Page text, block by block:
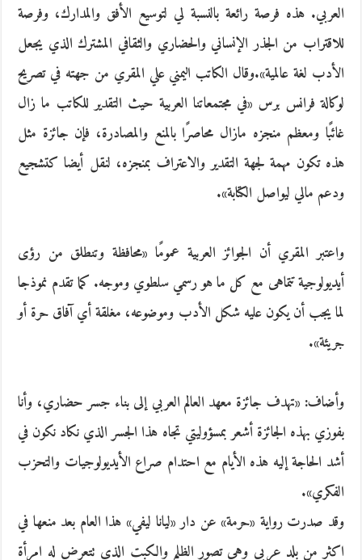
العربي. هذه فرصة رائعة بالنسبة لي لتوسيع الأفق والمدارك، وفرصة
للاقتراب من الجذر الإنساني والحضاري والثقافي المشترك الذي يجعل
الأدب لغة عالمية».وقال الكاتب اليمني علي المقري من جهته في تصريح
لوكالة فرانس برس «في مجتمعاتنا العربية حيث التقدير للكاتب ما زال
غائبًا ومعظم منجزه مازال محاصرًا بالمنع والمصادرة، فإن جائزة مثل
هذه تكون مهمة لجهة التقدير والاعتراف بمنجزه، لنقل أيضا كتشجيع
ودعم مالي ليواصل الكتابة».
واعتبر المقري أن الجوائز العربية عمومًا «محافظة وتنطلق من رؤى
أيديولوجية تتماهى مع كل ما هو رسمي سلطوي وموجه. كما تقدم نموذجا
لما يجب أن يكون عليه شكل الأدب وموضوعه، مغلقة أي آفاق حرة أو
جريئة».
وأضاف: «تهدف جائزة معهد العالم العربي إلى بناء جسر حضاري، وأنا
بفوزي بهذه الجائزة أشعر بمسؤوليتي تجاه هذا الجسر الذي نكاد نكون في
أشد الحاجة إليه هذه الأيام مع احتدام صراع الأيديولوجيات والتحزب
الفكري».
وقد صدرت رواية «حرمة» عن دار «ليانا ليفي» هذا العام بعد منعها في
اكثر من بلد عربي وهي تصور الظلم والكبت الذي تتعرض له امرأة